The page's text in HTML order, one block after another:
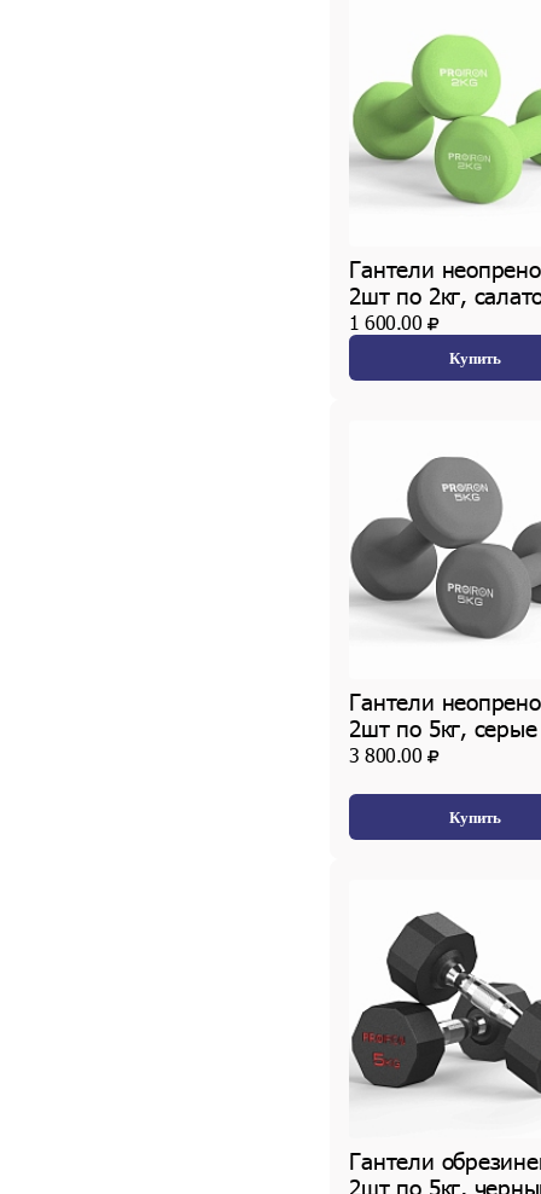
Гантели
2шт по 2кг,
1 600.00
Купить
Гантели
2шт по 5кг, серые
3 800.00
Купить
Гантели
2шт по 5кг,